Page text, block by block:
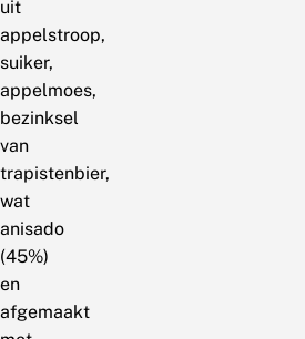
uit
appelstroop,
suiker,
appelmoes,
bezinksel
van
trapistenbier,
wat
anisado
(45%)
en
afgemaakt